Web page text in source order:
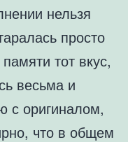
нельзя
просто
тот вкус,
весьма и
с оригиналом,
что в общем